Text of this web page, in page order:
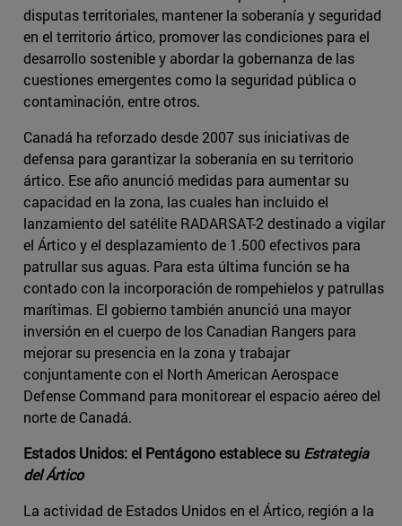
disputas territoriales, mantener la soberanía y seguridad
en el territorio ártico, promover las condiciones para el
desarrollo sostenible y abordar la gobernanza de las
cuestiones emergentes como la seguridad pública o
contaminación, entre otros.
Canadá ha reforzado desde 2007 sus iniciativas de
defensa para garantizar la soberanía en su territorio
ártico. Ese año anunció medidas para aumentar su
capacidad en la zona, las cuales han incluido el
lanzamiento del satélite RADARSAT-2 destinado a vigilar
el Ártico y el desplazamiento de 1.500 efectivos para
patrullar sus aguas. Para esta última función se ha
contado con la incorporación de rompehielos y patrullas
marítimas. El gobierno también anunció una mayor
inversión en el cuerpo de los Canadian Rangers para
mejorar su presencia en la zona y trabajar
conjuntamente con el North American Aerospace
Defense Command para monitorear el espacio aéreo del
norte de Canadá.
Estados Unidos: el Pentágono establece su Estrategia
del Ártico
La actividad de Estados Unidos en el Ártico, región a la